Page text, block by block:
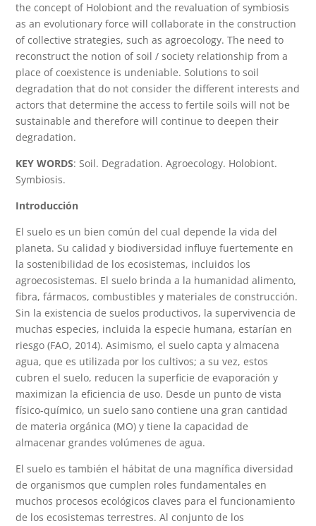
the concept of Holobiont and the revaluation of symbiosis
as an evolutionary force will collaborate in the construction
of collective strategies, such as agroecology. The need to
reconstruct the notion of soil / society relationship from a
place of coexistence is undeniable. Solutions to soil
degradation that do not consider the different interests and
actors that determine the access to fertile soils will not be
sustainable and therefore will continue to deepen their
degradation.
KEY WORDS: Soil. Degradation. Agroecology. Holobiont.
Symbiosis.
Introducción
El suelo es un bien común del cual depende la vida del
planeta. Su calidad y biodiversidad influye fuertemente en
la sostenibilidad de los ecosistemas, incluidos los
agroecosistemas. El suelo brinda a la humanidad alimento,
fibra, fármacos, combustibles y materiales de construcción.
Sin la existencia de suelos productivos, la supervivencia de
muchas especies, incluida la especie humana, estarían en
riesgo (FAO, 2014). Asimismo, el suelo capta y almacena
agua, que es utilizada por los cultivos; a su vez, estos
cubren el suelo, reducen la superficie de evaporación y
maximizan la eficiencia de uso. Desde un punto de vista
físico-químico, un suelo sano contiene una gran cantidad
de materia orgánica (MO) y tiene la capacidad de
almacenar grandes volúmenes de agua.
El suelo es también el hábitat de una magnífica diversidad
de organismos que cumplen roles fundamentales en
muchos procesos ecológicos claves para el funcionamiento
de los ecosistemas terrestres. Al conjunto de los